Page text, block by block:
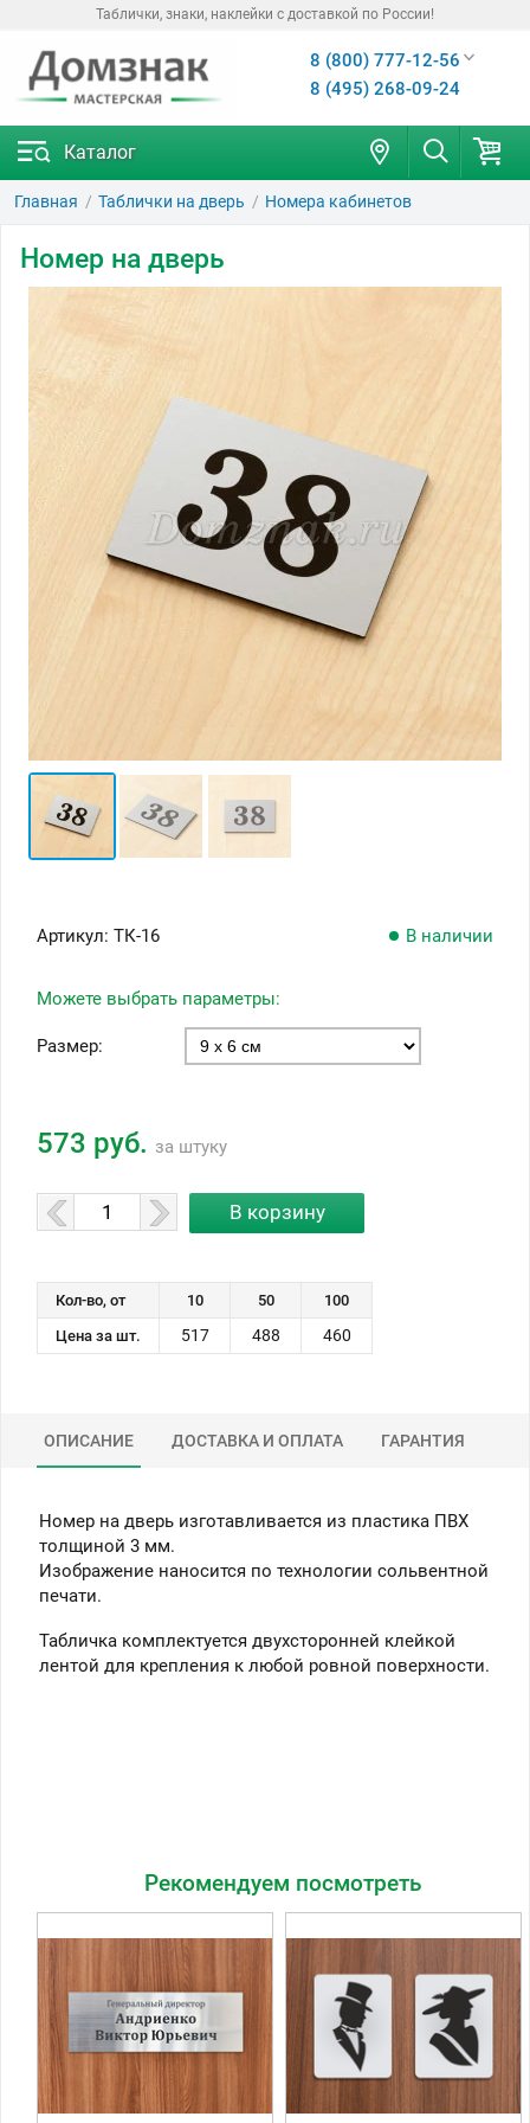
Таблички, знаки, наклейки с доставкой по России!
8 (800) 777-12-56
8 (495) 268-09-24
Каталог
Главная Таблички на дверь Номера кабинетов
Номер на дверь
Артикул: ТК-16 В наличии
Можете выбрать параметры:
Размер:
573 руб. за штуку
Кол-во, от 10 50
100
Цена за шт.
517 488 460
ОПИСАНИЕ ДОСТАВКА И ОПЛАТА ГАРАНТИЯ
Номер на дверь изготавливается из пластика ПВХ
толщиной 3 мм.
Изображение наносится по технологии сольвентной
печати.
Табличка комплектуется двухсторонней клейкой
лентой для крепления к любой ровной поверхности.
Рекомендуем посмотреть